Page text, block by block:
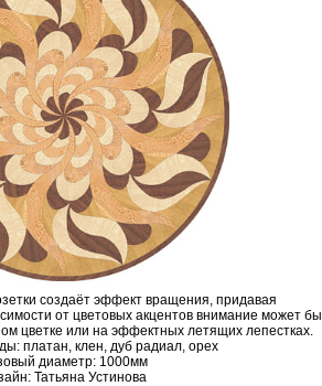
создаёт эффект вращения, придавая
от цветовых акцентов внимание может
цветке или на эффектных летящих лепестках.
платан, клен, дуб радиал, орех
диаметр: 1000мм
Татьяна Устинова